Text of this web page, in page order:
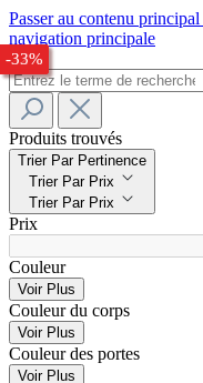
Passer au contenu principal
navigation principale
Produits trouvés
Trier Par Pertinence
Trier Par Prix
Trier Par Prix
Prix
Couleur
Voir Plus
Couleur du corps
Voir Plus
Couleur des portes
Voir Plus
-27%
-27%
-32%
-33%